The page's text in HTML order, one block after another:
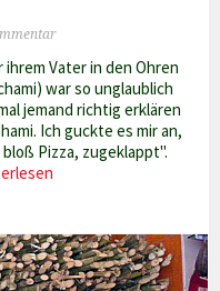
Vater in den Ohren
war so unglaublich
jemand richtig erklären
Ich guckte es mir an,
Pizza, zugeklappt".
Pizza-
Wraps